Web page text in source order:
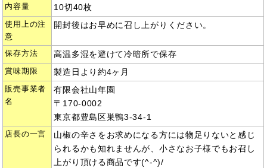
内容量 10切40枚
使用上の注
意
開封後はお早めに召し上がりください。
保存方法 高温多湿を避けて冷暗所で保存
賞味期限 製造日より約4ヶ月
販売事業者
名
有限会社山年園
〒170-0002
東京都豊島区巣鴨3-34-1
店長の一言
山椒の辛さをお求めになる方には物足りないと感じ
られるかも知れませんが、小さなお子様でもお召し
上がり頂ける商品です(^-^)/